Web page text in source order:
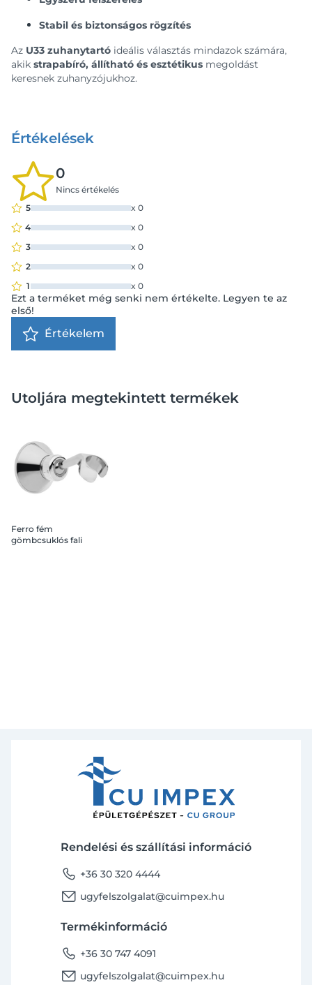
Stabil és biztonságos rögzítés
Az U33 zuhanytartó ideális választás mindazok számára,
akik strapabíró, állítható és esztétikus megoldást
keresnek zuhanyzójukhoz.
Értékelések
0
Nincs értékelés
5
x 0
4
x 0
3
x 0
2
x 0
1
x 0
Ezt a terméket még senki nem értékelte. Legyen te az
első!
Értékelem
Utoljára megtekintett termékek
Ferro fém
gömbcsuklós fali
Rendelési és szállítási információ
phone +36 30 320 4444
email ugyfelszolgalat@cuimpex.hu
Termékinformáció
phone +36 30 747 4091
email ugyfelszolgalat@cuimpex.hu